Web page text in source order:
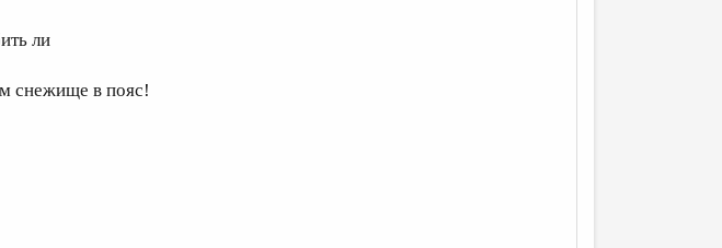
ли
снежище в пояс!